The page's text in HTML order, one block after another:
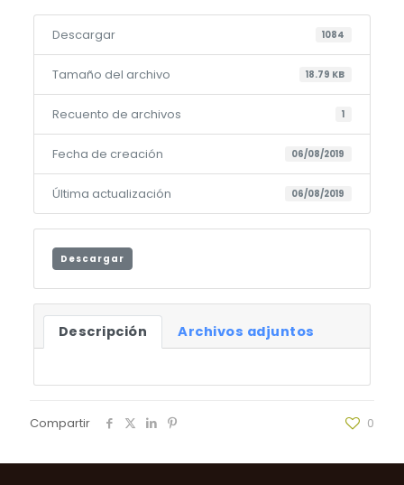
Descargar 1084
Tamaño del archivo 18.79 KB
Recuento de archivos 1
Fecha de creación 06/08/2019
Última actualización 06/08/2019
Descargar
Descripción Archivos adjuntos
Compartir 0